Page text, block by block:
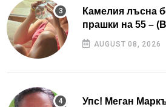
Камелия лъсна
прашки на 55 –
AUGUST 08, 2026
Упс! Меган